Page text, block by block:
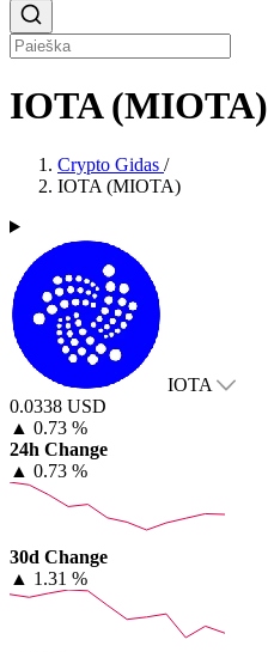
IOTA (MIOTA)
Crypto Gidas /
IOTA (MIOTA)
IOTA
0.0338 USD
▲ 0.73 %
24h Change
▲ 0.73 %
30d Change
▲ 1.31 %